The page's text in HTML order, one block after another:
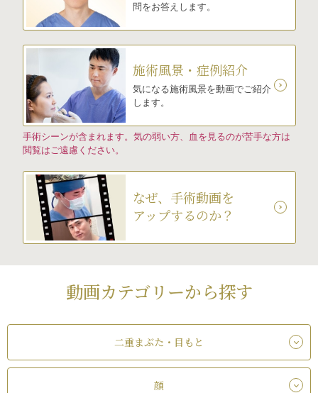
問をお答えします。
施術風景・症例紹介
気になる施術風景を動画でご紹介
します。
手術シーンが含まれます。気の弱い方、血を見るのが苦手な方は
閲覧はご遠慮ください。
なぜ、手術動画を
アップするのか？
動画カテゴリーから探す
二重まぶた・目もと
顔